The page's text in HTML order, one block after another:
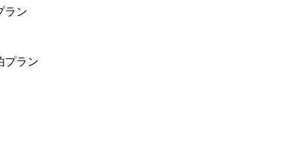
ラン
プラン